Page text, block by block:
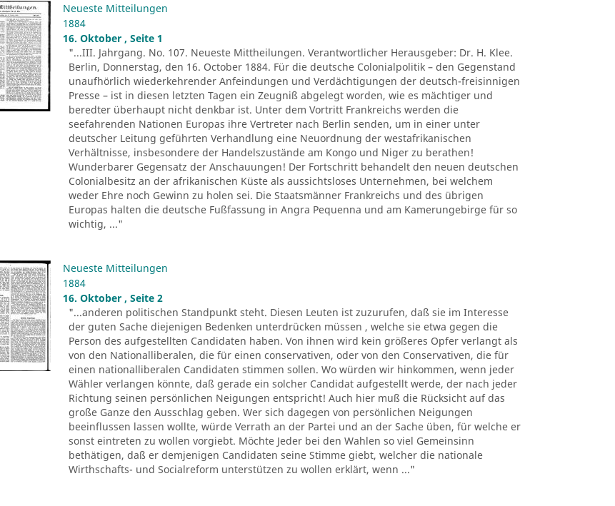
Neueste Mitteilungen
1884
16. Oktober , Seite 1
"...III. Jahrgang. No. 107. Neueste Mittheilungen. Verantwortlicher Herausgeber: Dr. H. Klee.
Berlin, Donnerstag, den 16. October 1884. Für die deutsche Colonialpolitik – den Gegenstand
unaufhörlich wiederkehrender Anfeindungen und Verdächtigungen der deutsch-freisinnigen
Presse – ist in diesen letzten Tagen ein Zeugniß abgelegt worden, wie es mächtiger und
beredter überhaupt nicht denkbar ist. Unter dem Vortritt Frankreichs werden die
seefahrenden Nationen Europas ihre Vertreter nach Berlin senden, um in einer unter
deutscher Leitung geführten Verhandlung eine Neuordnung der westafrikanischen
Verhältnisse, insbesondere der Handelszustände am Kongo und Niger zu berathen!
Wunderbarer Gegensatz der Anschauungen! Der Fortschritt behandelt den neuen deutschen
Colonialbesitz an der afrikanischen Küste als aussichtsloses Unternehmen, bei welchem
weder Ehre noch Gewinn zu holen sei. Die Staatsmänner Frankreichs und des übrigen
Europas halten die deutsche Fußfassung in Angra Pequenna und am Kamerungebirge für so
wichtig, ..."
Neueste Mitteilungen
1884
16. Oktober , Seite 2
"...anderen politischen Standpunkt steht. Diesen Leuten ist zuzurufen, daß sie im Interesse
der guten Sache diejenigen Bedenken unterdrücken müssen , welche sie etwa gegen die
Person des aufgestellten Candidaten haben. Von ihnen wird kein größeres Opfer verlangt als
von den Nationalliberalen, die für einen conservativen, oder von den Conservativen, die für
einen nationalliberalen Candidaten stimmen sollen. Wo würden wir hinkommen, wenn jeder
Wähler verlangen könnte, daß gerade ein solcher Candidat aufgestellt werde, der nach jeder
Richtung seinen persönlichen Neigungen entspricht! Auch hier muß die Rücksicht auf das
große Ganze den Ausschlag geben. Wer sich dagegen von persönlichen Neigungen
beeinflussen lassen wollte, würde Verrath an der Partei und an der Sache üben, für welche er
sonst eintreten zu wollen vorgiebt. Möchte Jeder bei den Wahlen so viel Gemeinsinn
bethätigen, daß er demjenigen Candidaten seine Stimme giebt, welcher die nationale
Wirthschafts- und Socialreform unterstützen zu wollen erklärt, wenn ..."